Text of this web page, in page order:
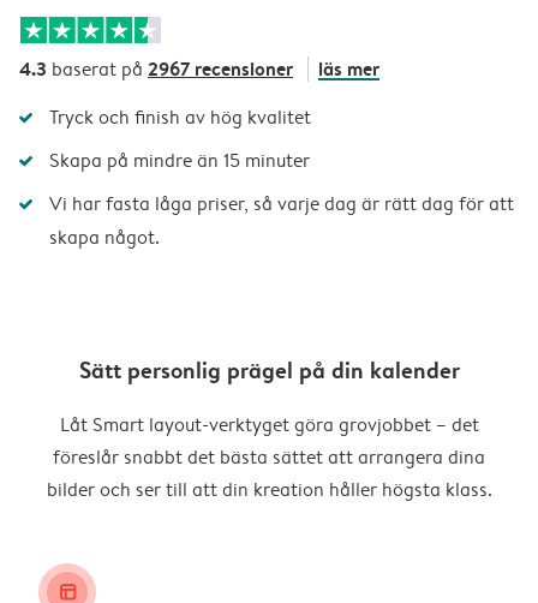
4.3 baserat på 2967 recensioner läs mer
Tryck och finish av hög kvalitet
Skapa på mindre än 15 minuter
Vi har fasta låga priser, så varje dag är rätt dag för att
skapa något.
Sätt personlig prägel på din kalender
Låt Smart layout-verktyget göra grovjobbet – det
föreslår snabbt det bästa sättet att arrangera dina
bilder och ser till att din kreation håller högsta klass.
layout_alt